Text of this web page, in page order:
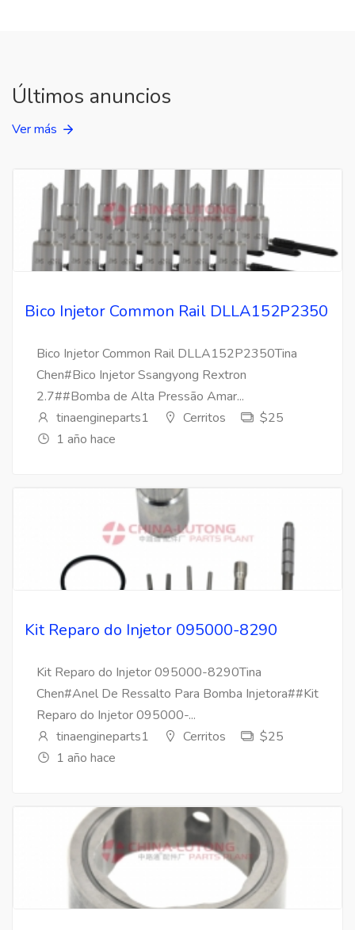
Últimos anuncios
Ver más
Bico Injetor Common Rail DLLA152P2350
Bico Injetor Common Rail DLLA152P2350Tina
Chen#Bico Injetor Ssangyong Rextron
2.7##Bomba de Alta Pressão Amar...
tinaengineparts1
Cerritos
$25
1 año hace
Kit Reparo do Injetor 095000-8290
Kit Reparo do Injetor 095000-8290Tina
Chen#Anel De Ressalto Para Bomba Injetora##Kit
Reparo do Injetor 095000-...
tinaengineparts1
Cerritos
$25
1 año hace